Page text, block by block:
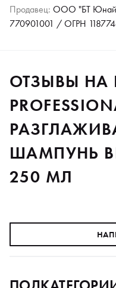
Продавец: ООО "БТ
770901001 / ОГРН
ОТЗЫВЫ НА
ШАМПУНЬ
250 МЛ